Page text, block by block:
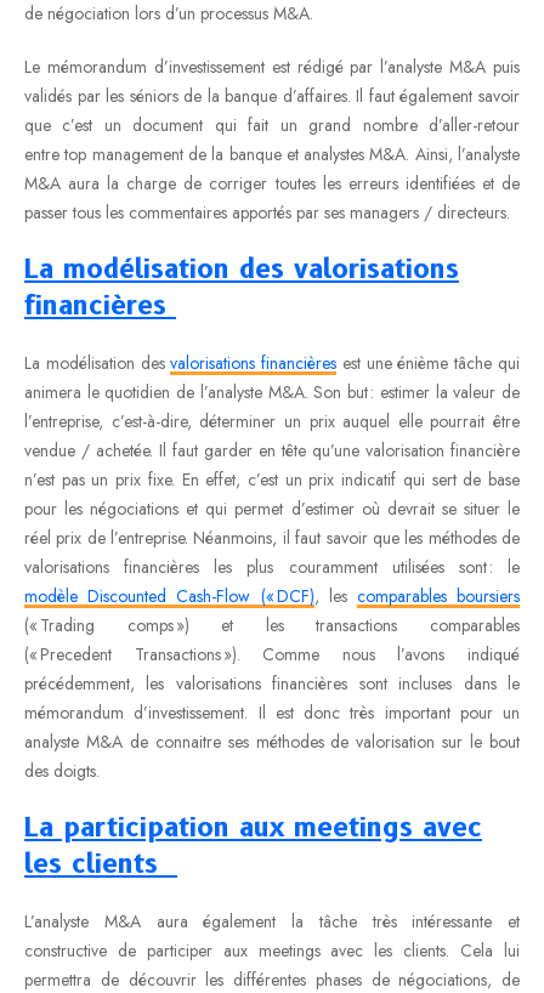
de négociation lors d’un processus M&A.
Le mémorandum d’investissement est rédigé par l’analyste M&A puis
validés par les séniors de la banque d’affaires. Il faut également savoir
que c’est un document qui fait un grand nombre d’aller-retour
entre top management de la banque et analystes M&A. Ainsi, l’analyste
M&A aura la charge de corriger toutes les erreurs identifiées et de
passer tous les commentaires apportés par ses managers / directeurs.
La modélisation des valorisations
financières
La modélisation desvalorisations financières est une énième tâche qui
animera le quotidien de l’analyste M&A. Son but : estimer la valeur de
l’entreprise, c’est-à-dire, déterminer un prix auquel elle pourrait être
vendue / achetée. Il faut garder en tête qu’une valorisation financière
n’est pas un prix fixe. En effet, c’est un prix indicatif qui sert de base
pour les négociations et qui permet d’estimer où devrait se situer le
réel prix de l’entreprise. Néanmoins, il faut savoir que les méthodes de
valorisations financières les plus couramment utilisées sont : le
modèle Discounted Cash-Flow (« DCF), les comparables boursiers
(« Trading comps ») et les transactions comparables
(« Precedent Transactions »). Comme nous l’avons indiqué
précédemment, les valorisations financières sont incluses dans le
mémorandum d’investissement. Il est donc très important pour un
analyste M&A de connaitre ses méthodes de valorisation sur le bout
des doigts.
La participation aux meetings avec
les clients
L’analyste M&A aura également la tâche très intéressante et
constructive de participer aux meetings avec les clients. Cela lui
permettra de découvrir les différentes phases de négociations, de